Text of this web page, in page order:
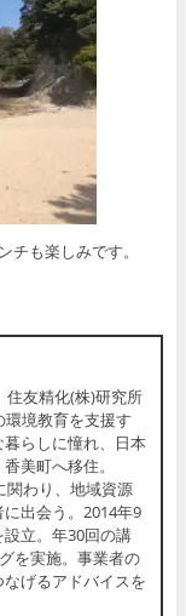
も楽しみです。
住友精化(株)研究所
境教育を支援す
らしに憧れ、日本
美町へ移住。
関わり、地域資源
出会う。2014年9
立。年30回の講
を実施。事業者の
げるアドバイスを